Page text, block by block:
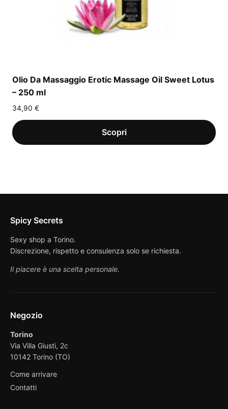
Olio Da Massaggio Erotic Massage Oil Sweet Lotus
– 250 ml
34,90 €
Spicy Secrets
Sexy shop a Torino.
Discrezione, rispetto e consulenza solo se richiesta.
Il piacere è una scelta personale.
Negozio
Torino
Via Villa Giusti, 2c
10142 Torino (TO)
Come arrivare
Contatti